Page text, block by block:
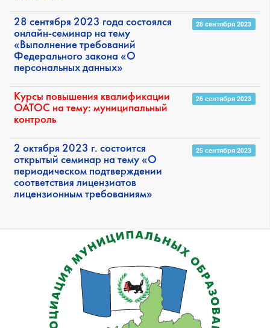
28 сентября 2023 года состоялся
онлайн-семинар на тему
«Выполнение требований
Федерального закона «О
персональных данных»
28 сентября 2023
Курсы повышения квалификации
ОАТОС на тему: муниципальный
контроль
26 сентября 2023
2 октября 2023 г. состоится
открытый семинар на тему «О
периодическом подтверждении
соответствия лицензиатов
лицензионным требованиям»
25 сентября 2023